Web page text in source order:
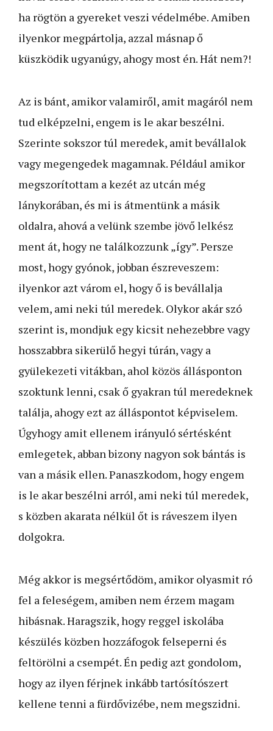
ha rögtön a gyereket veszi védelmébe. Amiben
ilyenkor megpártolja, azzal másnap ő
küszködik ugyanúgy, ahogy most én. Hát nem?!
Az is bánt, amikor valamiről, amit magáról nem
tud elképzelni, engem is le akar beszélni.
Szerinte sokszor túl meredek, amit bevállalok
vagy megengedek magamnak. Például amikor
megszorítottam a kezét az utcán még
lánykorában, és mi is átmentünk a másik
oldalra, ahová a velünk szembe jövő lelkész
ment át, hogy ne találkozzunk „így”. Persze
most, hogy gyónok, jobban észreveszem:
ilyenkor azt várom el, hogy ő is bevállalja
velem, ami neki túl meredek. Olykor akár szó
szerint is, mondjuk egy kicsit nehezebbre vagy
hosszabbra sikerülő hegyi túrán, vagy a
gyülekezeti vitákban, ahol közös állásponton
szoktunk lenni, csak ő gyakran túl meredeknek
találja, ahogy ezt az álláspontot képviselem.
Úgyhogy amit ellenem irányuló sértésként
emlegetek, abban bizony nagyon sok bántás is
van a másik ellen. Panaszkodom, hogy engem
is le akar beszélni arról, ami neki túl meredek,
s közben akarata nélkül őt is ráveszem ilyen
dolgokra.
Még akkor is megsértődöm, amikor olyasmit ró
fel a feleségem, amiben nem érzem magam
hibásnak. Haragszik, hogy reggel iskolába
készülés közben hozzáfogok felseperni és
feltörölni a csempét. Én pedig azt gondolom,
hogy az ilyen férjnek inkább tartósítószert
kellene tenni a fürdővizébe, nem megszidni.